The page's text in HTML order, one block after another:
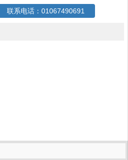
联系电话：01067490691